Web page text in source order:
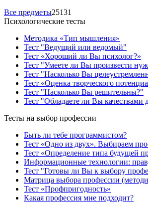
Все предметы25131
Психологические тесты
Методика «Тип мышления»
Тест "Ведущий или ведомый"
Тест «Хороший ли Вы психолог?»
Тест "Умеете ли Вы произвести
Тест "Насколько Вы
Тест «Оценка творческого
Тест "Насколько Вы решительны?"
Тест "Обладаете ли Вы качествами
Тесты на выбор профессии
Быть ли тебе программистом?
Тест «Одно из двух». Выбираем
Тест «Определение типа будущей
Информационные технологии:
Тест "Готовы ли Вы к выбору
Матрица выбора профессии
Тест «Профпригодность»
Какая профессия мне подходит?